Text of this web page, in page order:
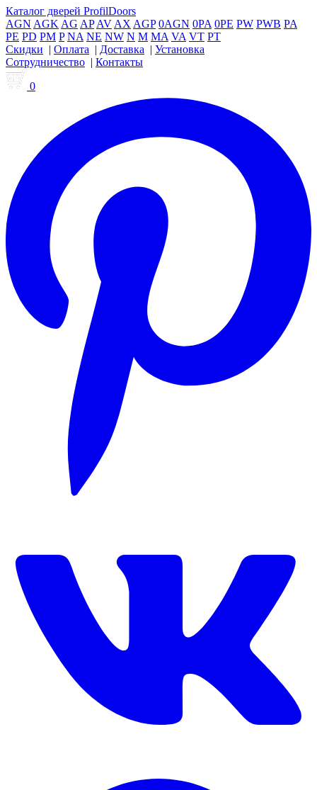
Каталог дверей ProfilDoors
AGN AGKAG APAVAXAGP 0AGN 0PA 0PE PW PWB PA
PE PD PM P NA NE NW N M MA VA VT PT
Скидки
Оплата Доставка
Установка
Сотрудничество
Контакты
0